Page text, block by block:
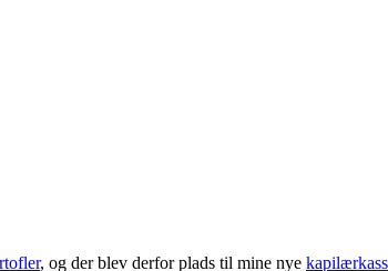
, og der blev derfor plads til mine nye